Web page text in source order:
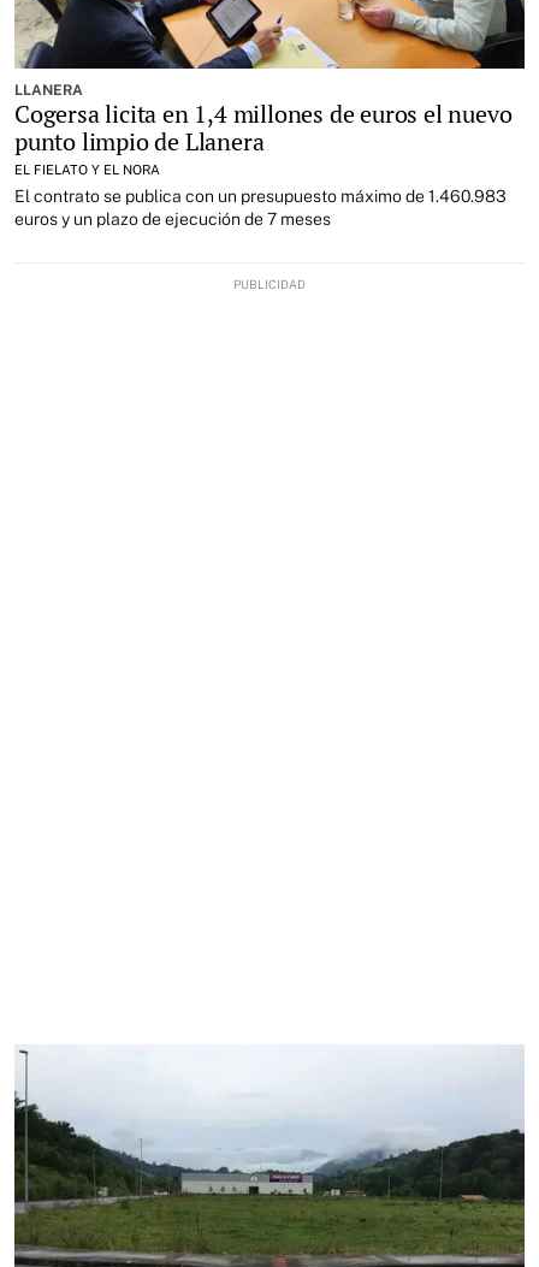
LLANERA
Cogersa licita en 1,4 millones de euros el nuevo
punto limpio de Llanera
EL FIELATO Y EL NORA
El contrato se publica con un presupuesto máximo de 1.460.983
euros y un plazo de ejecución de 7 meses